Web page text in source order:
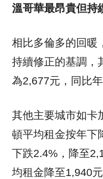
溫哥華最昂貴但持
相比多倫多的回暖
持續修正的基調，
為2,677元，同比
其他主要城市如卡
頓平均租金按年下
下跌2.4%，降至
均租金降至1,940元